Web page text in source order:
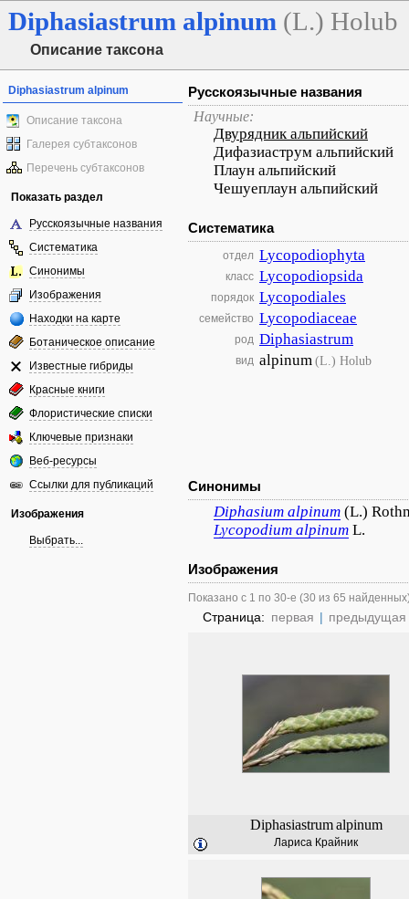
Diphasiastrum alpinum (L.) Holub
Описание таксона
Diphasiastrum alpinum
Описание таксона
Галерея субтаксонов
Перечень субтаксонов
Показать раздел
Русскоязычные названия
Систематика
Синонимы
Изображения
Находки на карте
Ботаническое описание
Известные гибриды
Красные книги
Флористические списки
Ключевые признаки
Веб-ресурсы
Ссылки для публикаций
Изображения
Выбрать...
Русскоязычные названия
Научные:
Двурядник альпийский
Дифазиаструм альпийский
Плаун альпийский
Чешуеплаун альпийский
Систематика
отдел Lycopodiophyta
класс Lycopodiopsida
порядок Lycopodiales
семейство Lycopodiaceae
род Diphasiastrum
вид alpinum(L.) Holub
Синонимы
Diphasium alpinum (L.)
Lycopodium alpinum L.
Изображения
Показано с 1 по 30-е (30 из 65
Страница: первая | предыдущая
Diphasiastrum alpinum
Лариса Крайник